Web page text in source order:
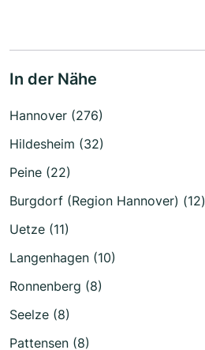
In der Nähe
Hannover (276)
Hildesheim (32)
Peine (22)
Burgdorf (Region Hannover) (12)
Uetze (11)
Langenhagen (10)
Ronnenberg (8)
Seelze (8)
Pattensen (8)